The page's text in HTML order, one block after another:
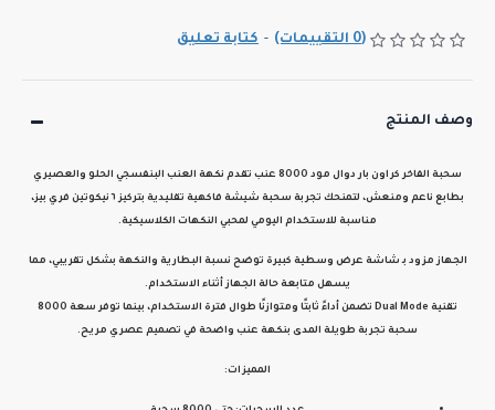
(0 التقييمات) - كتابة تعليق
وصف المنتج
سحبة الفاخر كراون بار دوال مود 8000 عنب تقدم نكهة العنب البنفسجي الحلو والعصيري
بطابع ناعم ومنعش، لتمنحك تجربة سحبة شيشة فاكهية تقليدية بتركيز ٦ نيكوتين فري بيز ،
مناسبة للاستخدام اليومي لمحبي النكهات الكلاسيكية.
الجهاز مزود بـ شاشة عرض وسطية كبيرة توضح نسبة البطارية والنكهة بشكل تقريبي، مما
يسهل متابعة حالة الجهاز أثناء الاستخدام.
تقنية Dual Mode تضمن أداءً ثابتًا ومتوازنًا طوال فترة الاستخدام، بينما توفر سعة 8000
سحبة تجربة طويلة المدى بنكهة عنب واضحة في تصميم عصري مريح.
المميزات: